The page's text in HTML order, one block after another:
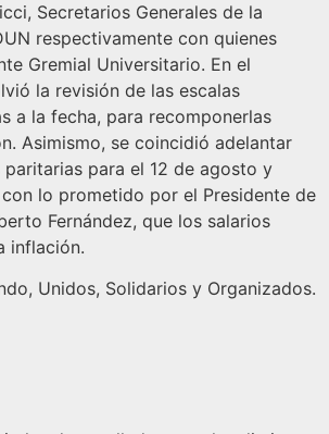
Secretarios Generales de la
respectivamente con quienes
Gremial Universitario. En el
la revisión de las escalas
a la fecha, para recomponerlas
Asimismo, se coincidió adelantar
paritarias para el 12 de agosto y
lo prometido por el Presidente de
Fernández, que los salarios
inflación.
Unidos, Solidarios y Organizados.